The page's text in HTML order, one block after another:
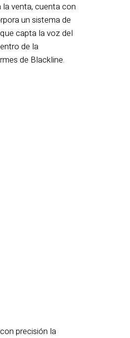
venta, cuenta con
un sistema de
capta la voz del
de la
de Blackline.
precisión la